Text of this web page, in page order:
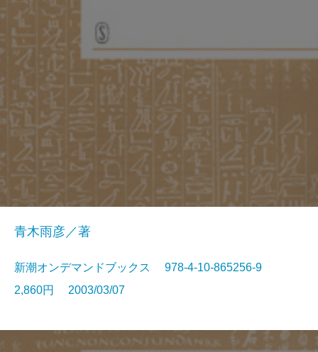
青木雨彦／著
新潮オンデマンドブックス 978-4-10-865256-9
2,860円 2003/03/07